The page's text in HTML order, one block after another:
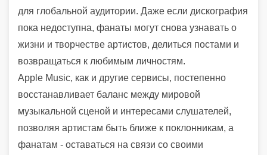
для глобальной аудитории. Даже если дискография
пока недоступна, фанаты могут снова узнавать о
жизни и творчестве артистов, делиться постами и
возвращаться к любимым личностям.
Apple Music, как и другие сервисы, постепенно
восстанавливает баланс между мировой
музыкальной сценой и интересами слушателей,
позволяя артистам быть ближе к поклонникам, а
фанатам - оставаться на связи со своими